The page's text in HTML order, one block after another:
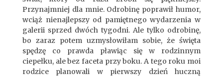
Przynajmniej dla mnie. Odrobinę poprawił humor,
wciąż nienajlepszy od pamiętnego wydarzenia w
galerii sprzed dwóch tygodni. Ale tylko odrobinę,
bo zaraz potem uzmysłowiłam sobie, że święta
spędzę co prawda pławiąc się w rodzinnym
ciepełku, ale bez faceta przy boku. A tego roku moi
rodzice planowali w pierwszy dzień huczną